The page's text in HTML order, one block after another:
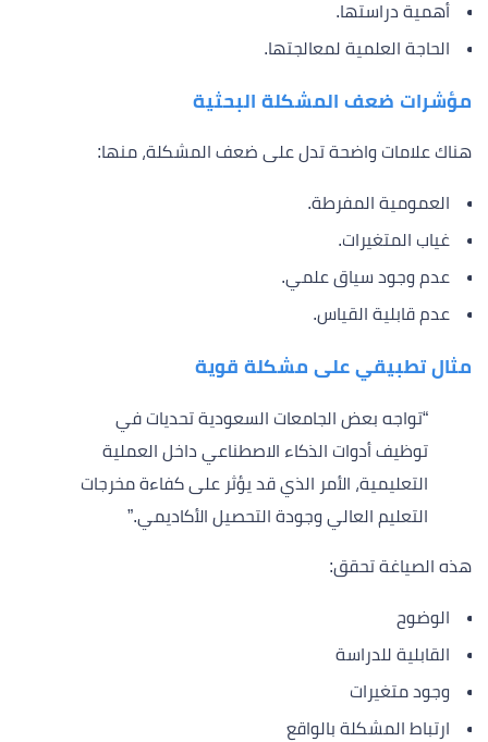
أهمية دراستها.
الحاجة العلمية لمعالجتها.
مؤشرات ضعف المشكلة البحثية
هناك علامات واضحة تدل على ضعف المشكلة، منها:
العمومية المفرطة.
غياب المتغيرات.
عدم وجود سياق علمي.
عدم قابلية القياس.
مثال تطبيقي على مشكلة قوية
“تواجه بعض الجامعات السعودية تحديات في
توظيف أدوات الذكاء الاصطناعي داخل العملية
التعليمية، الأمر الذي قد يؤثر على كفاءة مخرجات
التعليم العالي وجودة التحصيل الأكاديمي.”
هذه الصياغة تحقق:
الوضوح
القابلية للدراسة
وجود متغيرات
ارتباط المشكلة بالواقع